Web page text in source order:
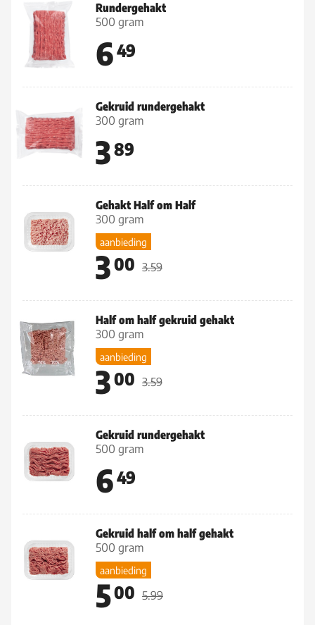
Rundergehakt
500 gram
649
Gekruid rundergehakt
300 gram
389
Gehakt Half om Half
300 gram
aanbieding
300 3.59
Half om half gekruid gehakt
300 gram
aanbieding
300 3.59
Gekruid rundergehakt
500 gram
649
Gekruid half om half gehakt
500 gram
aanbieding
500 5.99